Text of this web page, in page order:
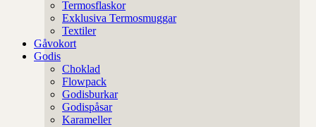
Termosflaskor
Exklusiva Termosmuggar
Textiler
Gåvokort
Godis
Choklad
Flowpack
Godisburkar
Godispåsar
Karameller